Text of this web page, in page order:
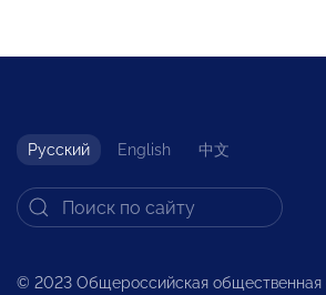
Русский English 中文
© 2023 Общероссийская общественная